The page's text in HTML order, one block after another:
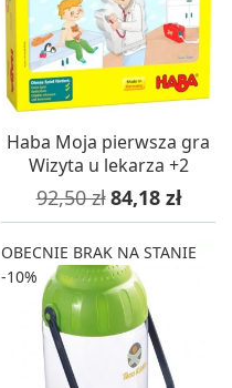
Haba Moja pierwsza gra
Wizyta u lekarza +2
Cena podstawowa
92,50 zł Cena
84,18 zł
OBECNIE BRAK NA STANIE
-10%